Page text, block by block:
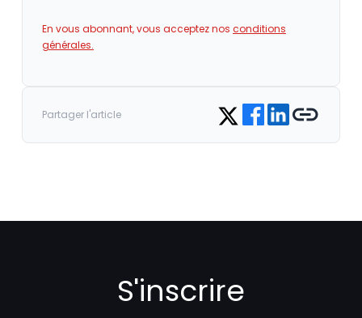
En vous abonnant, vous acceptez nos conditions
générales.
Partager l'article Share on Twitter
Share on Facebook
Share on LinkedIn
Copy link
S'inscrire